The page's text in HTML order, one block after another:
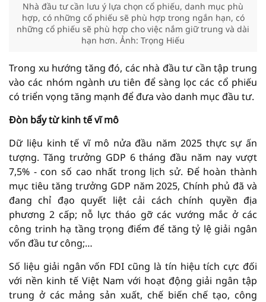
Nhà đầu tư cần lưu ý lựa chọn cổ phiếu, danh mục phù
hợp, có những cổ phiếu sẽ phù hợp trong ngắn hạn, có
những cổ phiếu sẽ phù hợp cho việc nắm giữ trung và dài
hạn hơn. Ảnh: Trọng Hiếu
Trong xu hướng tăng đó, các nhà đầu tư cần tập trung
vào các nhóm ngành ưu tiên để sàng lọc các cổ phiếu
có triển vọng tăng mạnh để đưa vào danh mục đầu tư.
Đòn bẩy từ kinh tế vĩ mô
Dữ liệu kinh tế vĩ mô nửa đầu năm 2025 thực sự ấn
tượng. Tăng trưởng GDP 6 tháng đầu năm nay vượt
7,5% - con số cao nhất trong lịch sử. Để hoàn thành
mục tiêu tăng trưởng GDP năm 2025, Chính phủ đã và
đang chỉ đạo quyết liệt cải cách chính quyền địa
phương 2 cấp; nỗ lực tháo gỡ các vướng mắc ở các
công trinh hạ tầng trọng điểm để tăng tỷ lệ giải ngân
vốn đầu tư công;…
Số liệu giải ngân vốn FDI cũng là tín hiệu tích cực đối
với nền kinh tế Việt Nam với hoạt động giải ngân tập
trung ở các mảng sản xuất, chế biến chế tạo, công